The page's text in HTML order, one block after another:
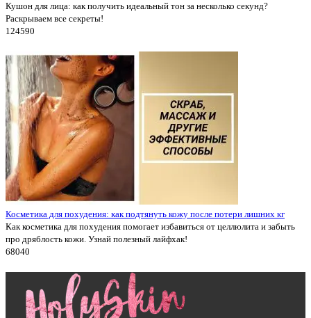
Кушон для лица: как получить идеальный тон за несколько секунд?
Раскрываем все секреты!
124590
Косметика для похудения: как подтянуть кожу после потери лишних кг
Как косметика для похудения помогает избавиться от целлюлита и забыть
про дряблость кожи. Узнай полезный лайфхак!
68040